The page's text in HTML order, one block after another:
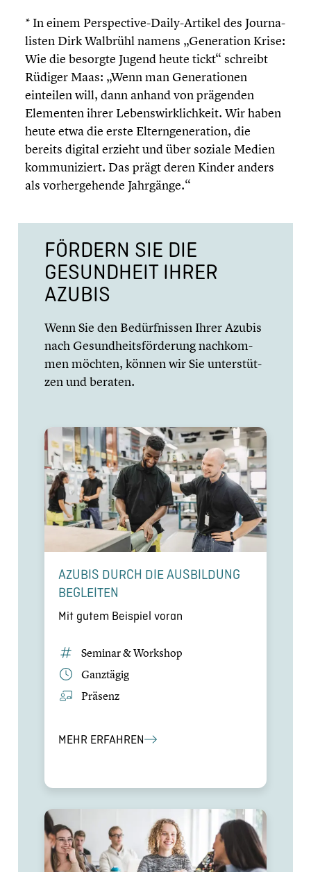
* In einem Perspective-Daily-Artikel des Journa­
lis­ten Dirk Walbrühl namens „Genera­tion Krise:
Wie die besorgte Jugend heute tickt“ schreibt
Rüdiger Maas: „Wenn man Genera­tio­nen
einteilen will, dann anhand von prägenden
Elementen ihrer Lebens­wirk­lich­keit. Wir haben
heute etwa die erste Eltern­ge­nera­tion, die
bereits digital erzieht und über soziale Medien
kommu­ni­ziert. Das prägt deren Kinder anders
als vorher­ge­hende Jahrgänge.“
FÖRDERN SIE DIE
GESUND­HEIT IHRER
AZUBIS
Wenn Sie den Bedürf­nis­sen Ihrer Azubis
nach Gesundheits­förderung nachkom­
men möchten, können wir Sie unter­stüt­
zen und beraten.
AZUBIS DURCH DIE AUSBIL­DUNG
BEGLEITEN
Mit gutem Beispiel voran
Seminar & Workshop
Ganztägig
Präsenz
MEHR ERFAHREN